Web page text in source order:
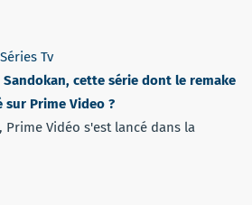
Séries Tv
Sandokan, cette série dont le remake
sur Prime Video ?
Vidéo s'est lancé dans la